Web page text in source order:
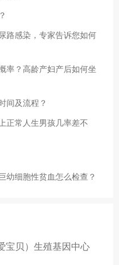
路感染，专家告诉您如何
率？高龄产妇产后如何坐
间及流程？
正常人生男孩几率差不
幼细胞性贫血怎么检查？
宝贝）生殖基因中心